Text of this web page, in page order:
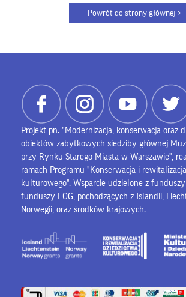
Projekt pn. "Modernizacja, konserwacja oraz
obiektów zabytkowych siedziby głównej
przy Rynku Starego Miasta w Warszawie",
ramach Programu "Konserwacja i
kulturowego". Wsparcie udzielone z
funduszy EOG, pochodzących z Islandii,
Norwegii, oraz środków krajowych.